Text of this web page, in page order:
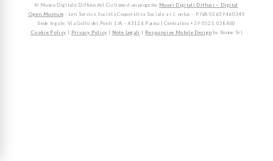
© Museo Digitale Diffuso del Ciclismo è un progetto Musei Digitali Diffusi – Digital
Open Museum- Len Service Società Cooperativa Sociale a r.l. onlus – P.IVA 02639460340
Sede legale: Via Golfo dei Poeti 1/A – 43126 Parma | Centralino +39 0521 038460
Cookie Policy | Privacy Policy | Note Legali | Responsive Mobile Design by Xonne Srl